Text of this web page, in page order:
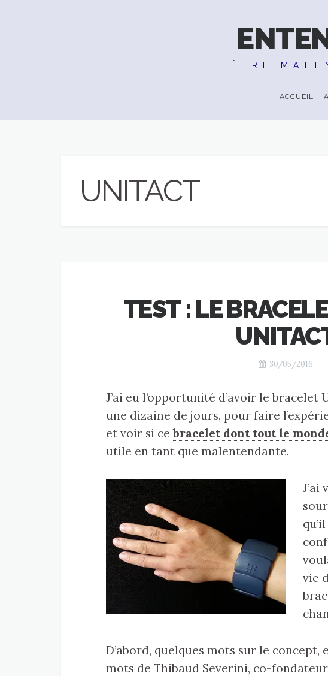
ÊTRE
ACCUEIL
UNITACT
TEST : LE
30/05/2016
J’ai eu l’opportunité d’avoir le
une dizaine de jours, pour faire
et voir si cebracelet dont tout le
utile en tant que malentendante.
J’ai
vie
D’abord, quelques mots sur le concept,
mots de Thibaud Severini, co-